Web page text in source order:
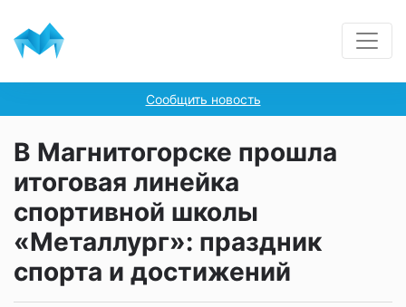
Сообщить новость
В Магнитогорске прошла
итоговая линейка
спортивной школы
«Металлург»: праздник
спорта и достижений